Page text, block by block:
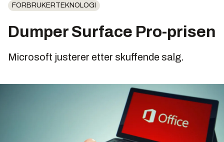
FORBRUKERTEKNOLOGI
Dumper Surface Pro-prisen
Microsoft justerer etter skuffende salg.